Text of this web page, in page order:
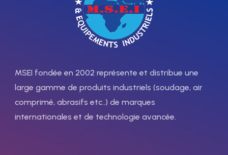
MSEI fondée en 2002 représente et distribue une
large gamme de produits industriels (soudage, air
comprimé, abrasifs etc..) de marques
internationales et de technologie avancée.